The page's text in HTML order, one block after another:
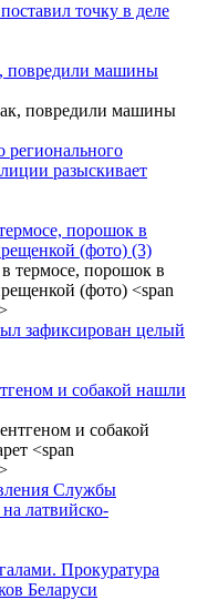
точку в деле
повредили машины
регионального
разыскивает
порошок в
(фото) (3)
зафиксирован целый
и собакой нашли
Службы
латвийско-
Прокуратура
Беларуси